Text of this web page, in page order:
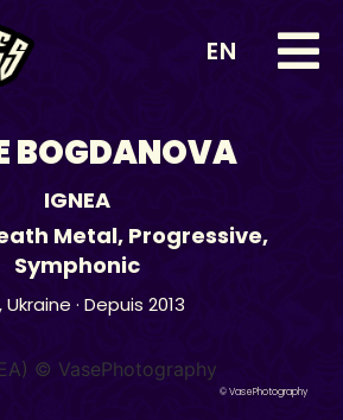
EN
BOGDANOVA
IGNEA
Metal, Progressive,
Symphonic
Ukraine · Depuis 2013
© VasePhotography